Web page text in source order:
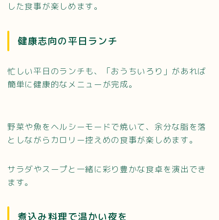
した食事が楽しめます。
健康志向の平日ランチ
忙しい平日のランチも、「おうちいろり」があれば
簡単に健康的なメニューが完成。
野菜や魚をヘルシーモードで焼いて、余分な脂を落
としながらカロリー控えめの食事が楽しめます。
サラダやスープと一緒に彩り豊かな食卓を演出でき
ます。
煮込み料理で温かい夜を